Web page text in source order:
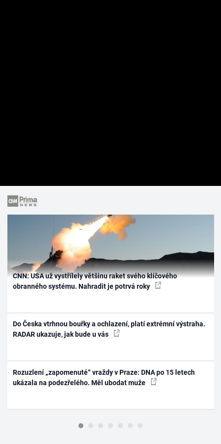
CNN: USA už vystřílely většinu raket svého klíčového
obranného systému. Nahradit je potrvá roky
Do Česka vtrhnou bouřky a ochlazení, platí extrémní výstraha.
RADAR ukazuje, jak bude u vás
Rozuzlení „zapomenuté“ vraždy v Praze: DNA po 15 letech
ukázala na podezřelého. Měl ubodat muže